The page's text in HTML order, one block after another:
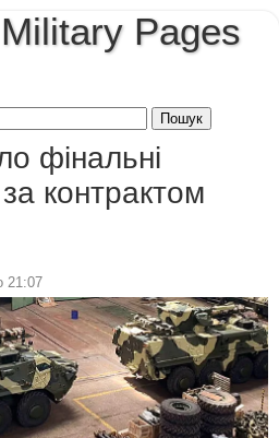
Pages
фінальні
контрактом
21:07